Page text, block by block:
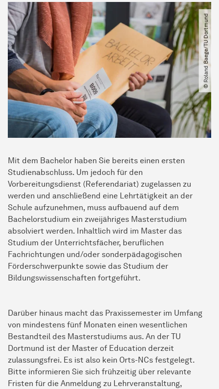
Mit dem Bachelor haben Sie bereits einen ersten
Studienabschluss. Um jedoch für den
Vorbereitungsdienst (Referendariat) zugelassen zu
werden und anschließend eine Lehrtätigkeit an der
Schule aufzunehmen, muss aufbauend auf dem
Bachelorstudium ein zweijähriges Masterstudium
absolviert werden. Inhaltlich wird im Master das
Studium der Unterrichtsfächer, beruflichen
Fachrichtungen und/oder sonderpädagogischen
Förderschwerpunkte sowie das Studium der
Bildungswissenschaften fortgeführt.
© Roland Baege​/​TU Dortmund
Darüber hinaus macht das Praxissemester im Umfang
von mindestens fünf Monaten einen wesentlichen
Bestandteil des Masterstudiums aus. An der TU
Dortmund ist der Master of Education derzeit
zulassungsfrei. Es ist also kein Orts-NCs festgelegt.
Bitte informieren Sie sich frühzeitig über relevante
Fristen für die Anmeldung zu Lehrveranstaltung,